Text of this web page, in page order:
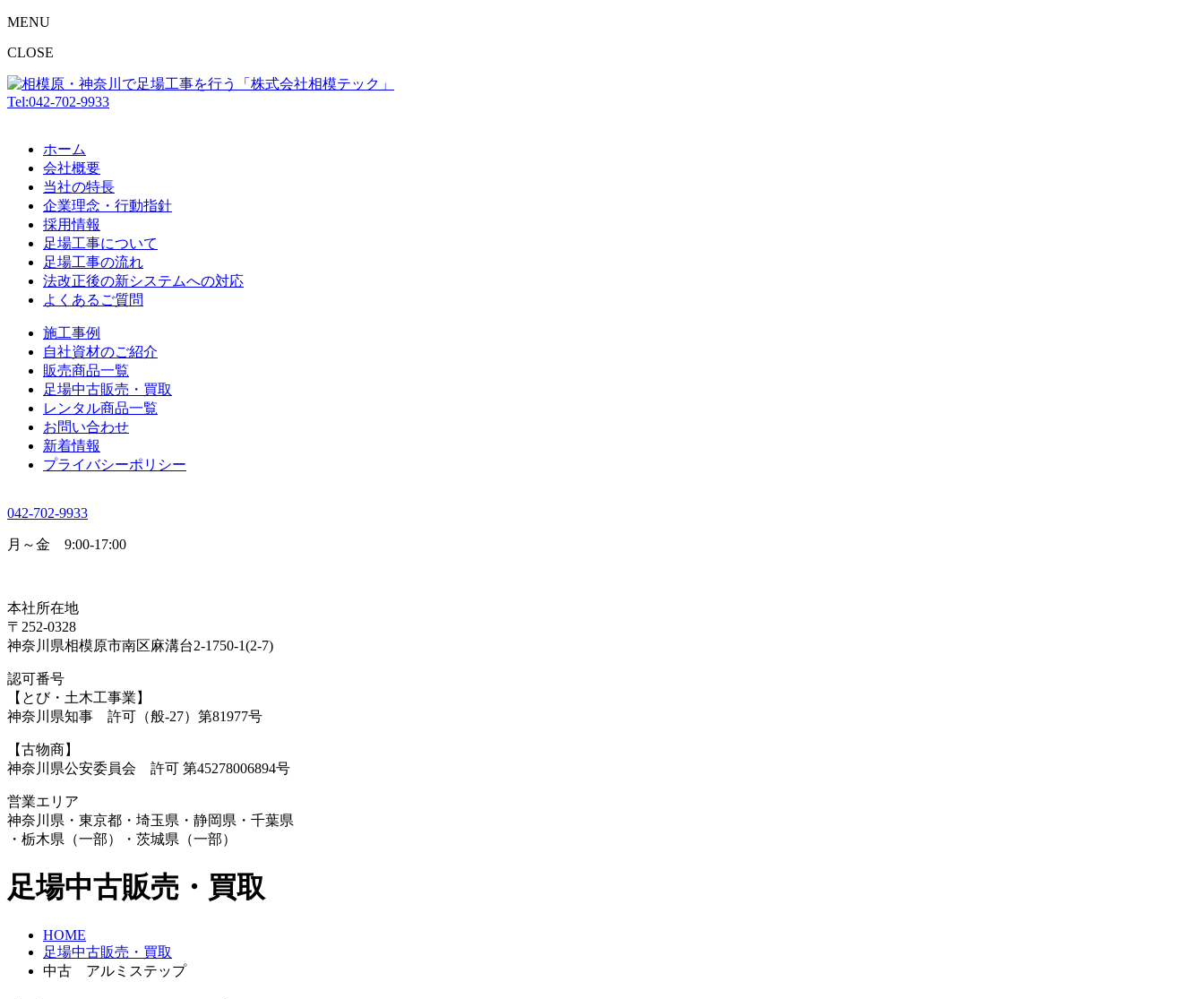
MENU
CLOSE
Tel:042-702-9933
ホーム
会社概要
当社の特長
企業理念・行動指針
採用情報
足場工事について
足場工事の流れ
法改正後の新システムへの対応
よくあるご質問
施工事例
自社資材のご紹介
販売商品一覧
足場中古販売・買取
レンタル商品一覧
お問い合わせ
新着情報
プライバシーポリシー
042-702-9933
月～金 9:00-17:00
本社所在地
〒252-0328
神奈川県相模原市南区麻溝台2-1750-1(2-7)
認可番号
【とび・土木工事業】
神奈川県知事 許可（般-27）第81977号
【古物商】
神奈川県公安委員会 許可 第45278006894号
営業エリア
神奈川県・東京都・埼玉県・静岡県・千葉県
・栃木県（一部）・茨城県（一部）
足場中古販売・買取
HOME
足場中古販売・買取
中古 アルミステップ